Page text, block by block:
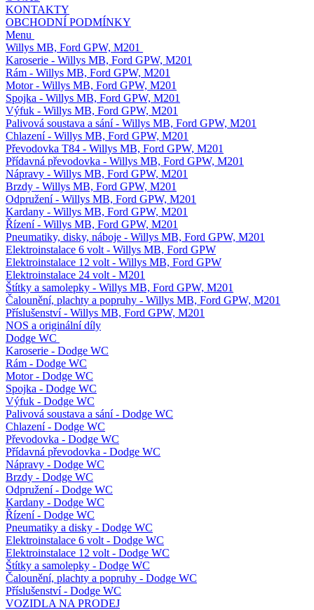
KONTAKTY
OBCHODNÍ PODMÍNKY
Menu
Willys MB, Ford GPW, M201
Karoserie - Willys MB, Ford GPW, M201
Rám - Willys MB, Ford GPW, M201
Motor - Willys MB, Ford GPW, M201
Spojka - Willys MB, Ford GPW, M201
Výfuk - Willys MB, Ford GPW, M201
Palivová soustava a sání - Willys MB, Ford GPW, M201
Chlazení - Willys MB, Ford GPW, M201
Převodovka T84 - Willys MB, Ford GPW, M201
Přídavná převodovka - Willys MB, Ford GPW, M201
Nápravy - Willys MB, Ford GPW, M201
Brzdy - Willys MB, Ford GPW, M201
Odpružení - Willys MB, Ford GPW, M201
Kardany - Willys MB, Ford GPW, M201
Řízení - Willys MB, Ford GPW, M201
Pneumatiky, disky, náboje - Willys MB, Ford GPW, M201
Elektroinstalace 6 volt - Willys MB, Ford GPW
Elektroinstalace 12 volt - Willys MB, Ford GPW
Elektroinstalace 24 volt - M201
Štítky a samolepky - Willys MB, Ford GPW, M201
Čalounění, plachty a popruhy - Willys MB, Ford GPW, M201
Příslušenství - Willys MB, Ford GPW, M201
NOS a originální díly
Dodge WC
Karoserie - Dodge WC
Rám - Dodge WC
Motor - Dodge WC
Spojka - Dodge WC
Výfuk - Dodge WC
Palivová soustava a sání - Dodge WC
Chlazení - Dodge WC
Převodovka - Dodge WC
Přídavná převodovka - Dodge WC
Nápravy - Dodge WC
Brzdy - Dodge WC
Odpružení - Dodge WC
Kardany - Dodge WC
Řízení - Dodge WC
Pneumatiky a disky - Dodge WC
Elektroinstalace 6 volt - Dodge WC
Elektroinstalace 12 volt - Dodge WC
Štítky a samolepky - Dodge WC
Čalounění, plachty a popruhy - Dodge WC
Příslušenství - Dodge WC
VOZIDLA NA PRODEJ